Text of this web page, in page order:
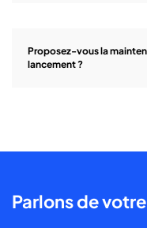
Proposez-vous la
lancement ?
Parlons de